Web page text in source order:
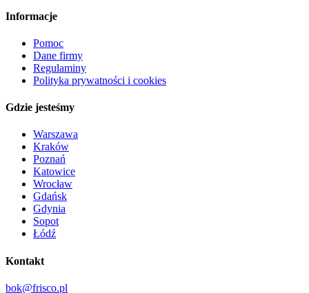
Informacje
Pomoc
Dane firmy
Regulaminy
Polityka prywatności i cookies
Gdzie jesteśmy
Warszawa
Kraków
Poznań
Katowice
Wrocław
Gdańsk
Gdynia
Sopot
Łódź
Kontakt
bok@frisco.pl